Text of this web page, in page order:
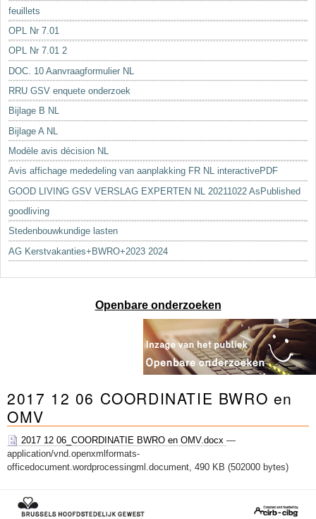
feuillets
OPL Nr 7.01
OPL Nr 7.01 2
DOC. 10 Aanvraagformulier NL
RRU GSV enquete onderzoek
Bijlage B NL
Bijlage A NL
Modèle avis décision NL
Avis affichage mededeling van aanplakking FR NL interactivePDF
GOOD LIVING GSV VERSLAG EXPERTEN NL 20211022 AsPublished
goodliving
Stedenbouwkundige lasten
AG Kerstvakanties+BWRO+2023 2024
Openbare onderzoeken
2017 12 06 COORDINATIE BWRO en
OMV
2017 12 06_COORDINATIE BWRO en OMV.docx —
application/vnd.openxmlformats-
officedocument.wordprocessingml.document, 490 KB (502000 bytes)